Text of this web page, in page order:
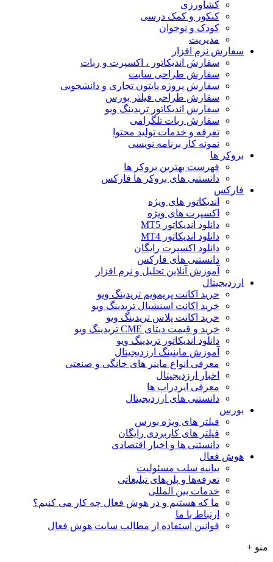
کشاورزی
کنکور و کمک‌ درسی
کودک و نوجوان
مدیریت
سفارش نرم افزار
سفارش اندیکاتور ، اکسپرت و ربات
سفارش طراحی سایت
سفارش پروژه پایتون تجاری و دانشجویی
سفارش طراحی فیلتر بورس
سفارش اندیکاتور تریدینگ ویو
سفارش ربات تلگرامی
تعرفه و خدمات تولید محتوا
نمونه کار برنامه نویسی
بروکر ها
فهرست بهترین بروکر ها
دانستنی های بروکر ها فارکس
فارکس
اندیکاتور های ویژه
اکسپرت های ویژه
دانلود اندیکاتور MT5
دانلود اندیکاتور MT4
دانلود اکسپرت رایگان
دانستنی های فارکس
آموزش آنلاین تحلیل و نرم افزار
ارزدیجیتال
خرید اکانت پریمویم تریدینگ ویو
خرید اکانت اسنشیال تریدینگ ویو
خرید اکانت پلاس تریدینگ ویو
خرید و قیمت دیتای CME تریدینگ ویو
دانلود اندیکاتور تریدینگ ویو
آموزش ماینینگ ارزدیجیتال
معرفی انواع ماینر های خانگی و صنعتی
اخبار ارزدیجیتال
معرفی ایردراپ ها
دانستنی های ارزدیجیتال
بورس
فیلتر های ویژه بورس
فیلتر های کاربردی رایگان
دانستنی ها و اخبار اقتصادی
هوش فعال
بیانیه سلب مسئولیت
تعرفه‌ها و پلن‌های تبلیغاتی
خدمات بین المللی
ما که هستیم و در هوش فعال چه کار می کنیم؟
ارتباط با ما
قوانین استفاده از مطالب سایت هوش فعال
منو +